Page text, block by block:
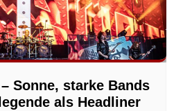
Sonne, starke Bands
als Headliner